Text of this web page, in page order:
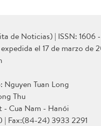
de Noticias) | ISSN: 1606
expedida el 17 de marzo
Tuan Long
Thu
- Cua Nam - Hanói
Fax:(84-24) 3933 2291